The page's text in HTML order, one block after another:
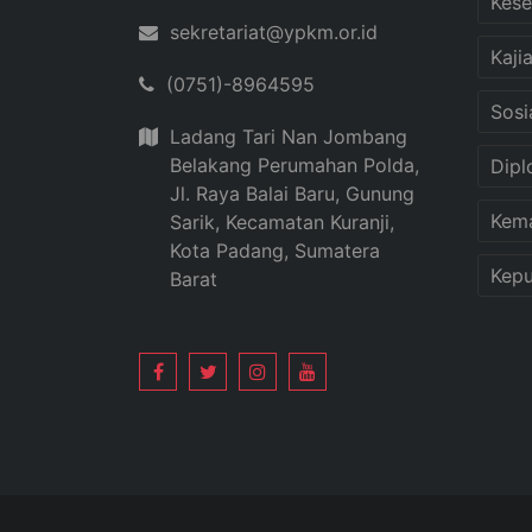
sekretariat@ypkm.or.id
(0751)-8964595
Ladang Tari Nan Jombang
Belakang Perumahan Polda,
Jl. Raya Balai Baru, Gunung
Sarik, Kecamatan Kuranji,
Kota Padang, Sumatera
Barat